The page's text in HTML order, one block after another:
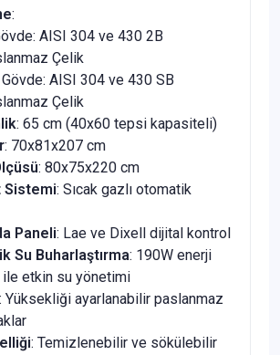
:
AISI 304 ve 430 2B
Çelik
Gövde: AISI 304 ve 430 SB
Çelik
: 65 cm (40x60 tepsi kapasiteli)
: 70x81x207 cm
: 80x75x220 cm
Sistemi: Sıcak gazlı otomatik
Paneli: Lae ve Dixell dijital kontrol
Su Buharlaştırma: 190W enerji
etkin su yönetimi
: Yüksekliği ayarlanabilir paslanmaz
: Temizlenebilir ve sökülebilir